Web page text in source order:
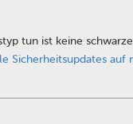
tun ist keine
Sicherheitsupdates auf